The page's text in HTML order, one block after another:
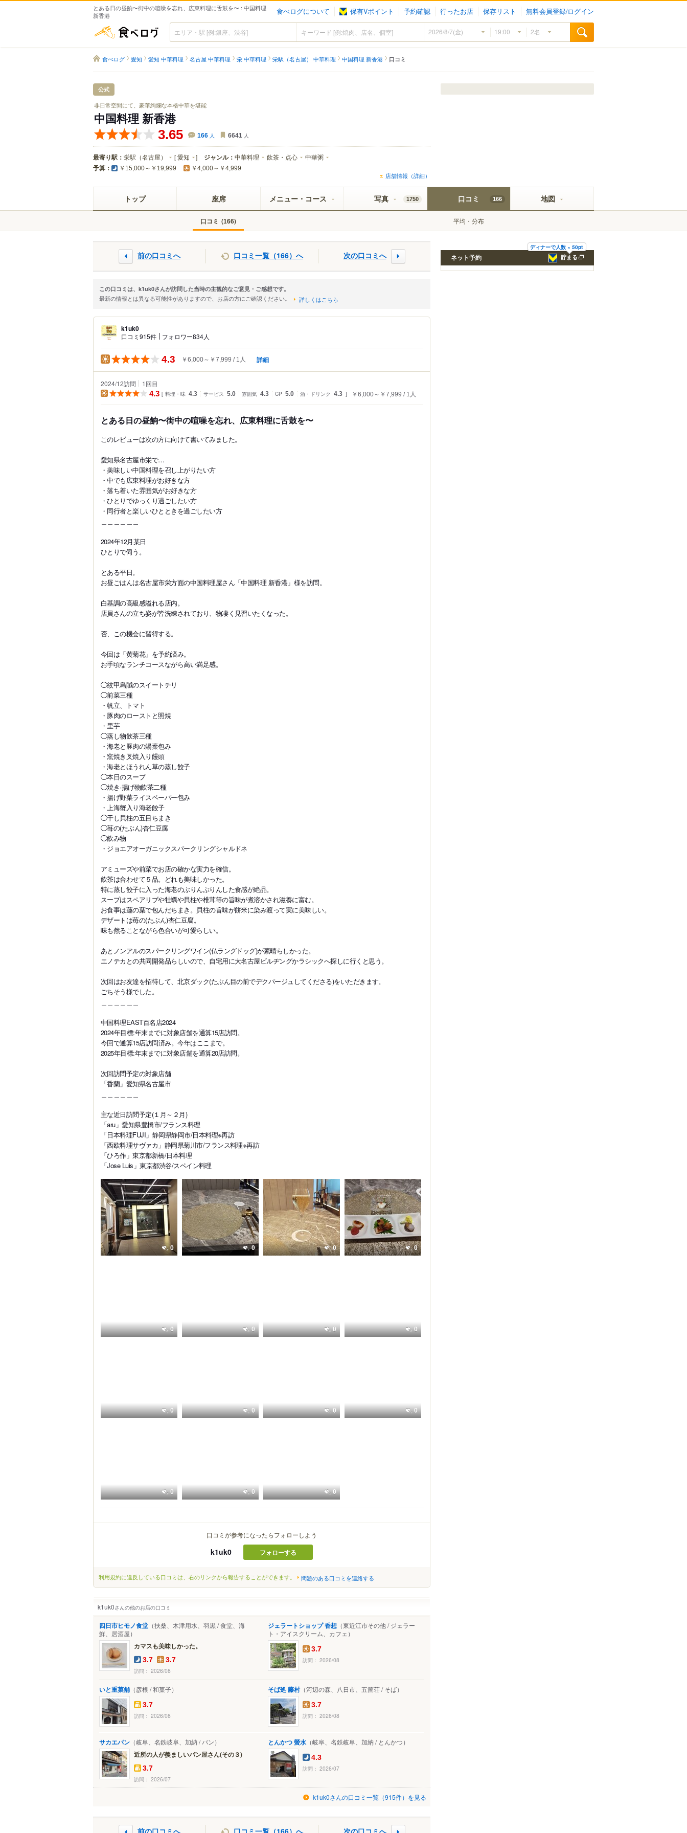
とある日の昼餉〜街中の喧噪を忘れ、広東料理に舌鼓を〜 : 中国料理
新香港
食べログについて 保有Vポイント 予約確認 行ったお店 保存リスト 無料会員登録/ログイン
食べログ
食べログ 愛知 愛知 中華料理 名古屋 中華料理 栄 中華料理 栄駅（名古屋） 中華料理 中国料理 新香港 口コミ
公式
非日常空間にて、豪華絢爛な本格中華を堪能
中国料理 新香港
3.65 166 人 6641 人
最寄り駅： 栄駅（名古屋） [愛知 ] ジャンル： 中華料理 飲茶・点心 中華粥
予算： ￥15,000～￥19,999 ￥4,000～￥4,999
店舗情報（詳細）
トップ 座席 メニュー・コース 写真 1750 口コミ 166
口コミ (166) 平均・分布
地図
前の口コミへ 口コミ一覧（166）へ 次の口コミへ
この口コミは、k1uk0さんが訪問した当時の主観的なご意見・ご感想です。
最新の情報とは異なる可能性がありますので、お店の方にご確認ください。 詳しくはこちら
k1uk0
口コミ915件 フォロワー834人
4.3 ￥6,000～￥7,999 1人 詳細
2024/12訪問 1回目
4.3
料理・味 4.3 サービス 5.0 雰囲気 4.3 CP 5.0 酒・ドリンク 4.3 ￥6,000～￥7,999 1人
とある日の昼餉〜街中の喧噪を忘れ、広東料理に舌鼓を〜
このレビューは次の方に向けて書いてみました。
愛知県名古屋市栄で…
・美味しい中国料理を召し上がりたい方
・中でも広東料理がお好きな方
・落ち着いた雰囲気がお好きな方
・ひとりでゆっくり過ごしたい方
・同行者と楽しいひとときを過ごしたい方
2024年12月某日
ひとりで伺う。
とある平日。
お昼ごはんは名古屋市栄方面の中国料理屋さん「中国料理 新香港」様を訪問。
白基調の高級感溢れる店内。
店員さんの立ち姿が皆洗練されており、物凄く見習いたくなった。
否、この機会に習得する。
今回は「黄菊花」を予約済み。
お手頃なランチコースながら高い満足感。
◯紋甲烏賊のスイートチリ
◯前菜三種
・帆立、トマト
・豚肉のローストと照焼
・里芋
◯蒸し物飲茶三種
・海老と豚肉の湯葉包み
・窯焼き叉焼入り饅頭
・海老とほうれん草の蒸し餃子
◯本日のスープ
◯焼き·揚げ物飲茶二種
・揚げ野菜ライスペーパー包み
・上海蟹入り海老餃子
◯干し貝柱の五目ちまき
◯苺の(たぶん)杏仁豆腐
◯飲み物
・ジョエアオーガニックスパークリングシャルドネ
アミューズや前菜でお店の確かな実力を確信。
飲茶は合わせて５品。どれも美味しかった。
特に蒸し餃子に入った海老のぶりんぶりんした食感が絶品。
スープはスペアリブや牡蠣や貝柱や椎茸等の旨味が煮溶かされ滋養に富む。
お食事は蓮の葉で包んだちまき。貝柱の旨味が餅米に染み渡って実に美味しい。
デザートは苺の(たぶん)杏仁豆腐。
味も然ることながら色合いが可愛らしい。
あとノンアルのスパークリングワイン(仏ラングドッグ)が素晴らしかった。
エノテカとの共同開発品らしいので、自宅用に大名古屋ビルヂングかラシックへ探しに行くと思う。
次回はお友達を招待して、北京ダック(たぶん目の前でデクパージュしてくださる)をいただきます。
ごちそう様でした。
中国料理EAST百名店2024
2024年目標:年末までに対象店舗を通算15店訪問。
今回で通算15店訪問済み。今年はここまで。
2025年目標:年末までに対象店舗を通算20店訪問。
次回訪問予定の対象店舗
「香蘭」愛知県名古屋市
主な近日訪問予定(１月～２月)
「aru」愛知県豊橋市/フランス料理
「日本料理FUJI」静岡県静岡市/日本料理※再訪
「西欧料理サヴァカ」静岡県菊川市/フランス料理※再訪
「ひろ作」東京都新橋/日本料理
「Jose Luis」東京都渋谷/スペイン料理
0 0 0 0
0 0 0 0
0 0 0 0
0 0 0
口コミが参考になったらフォローしよう
k1uk0 フォローする
利用規約に違反している口コミは、右のリンクから報告することができます。 問題のある口コミを連絡する
k1uk0さんの他のお店の口コミ
四日市ヒモノ食堂 （扶桑、木津用水、羽黒 / 食堂、海
鮮、居酒屋）
カマスも美味しかった。
3.7 3.7
訪問： 2026/08
ジェラートショップ 香想 （東近江市その他 / ジェラー
ト・アイスクリーム、カフェ）
3.7
訪問： 2026/08
いと重菓舗 （彦根 / 和菓子）
3.7
訪問： 2026/08
そば処 藤村（河辺の森、八日市、五箇荘 / そば）
3.7
訪問： 2026/08
サカエパン （岐阜、名鉄岐阜、加納 / パン）
近所の人が羨ましいパン屋さん(その３)
3.7
訪問： 2026/07
とんかつ 螢水 （岐阜、名鉄岐阜、加納 / とんかつ）
4.3
訪問： 2026/07
k1uk0さんの口コミ一覧（915件）を見る
ディナーで人数 × 50pt
貯まる
ネット予約